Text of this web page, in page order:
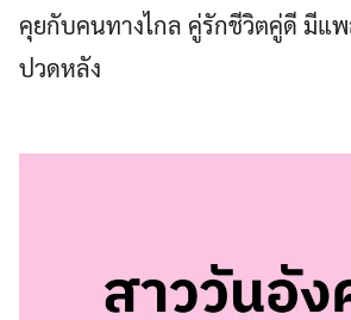
คุยกับคนทางไกล คู่รักชีวิตคู่ดี มีแ
ปวดหลัง